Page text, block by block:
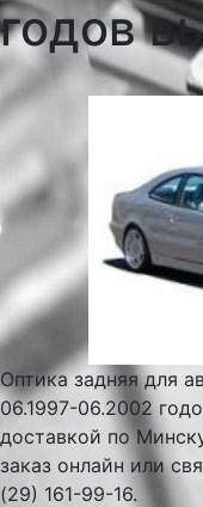
годов
Оптика задняя для
06.1997-06.2002
доставкой по
заказ онлайн или
(29) 161-99-16.